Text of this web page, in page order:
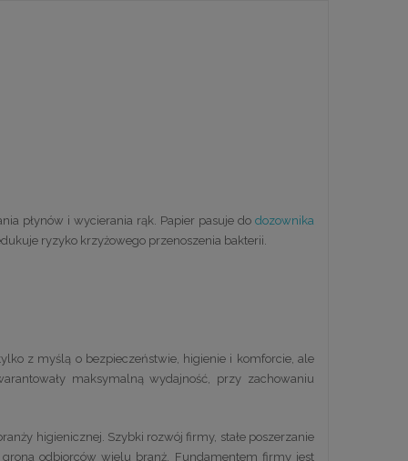
płynów i wycierania rąk. Papier pasuje dodozownika
ryzyko krzyżowego przenoszenia bakterii.
z myślą o bezpieczeństwie, higienie i komforcie, ale
maksymalną wydajność, przy zachowaniu
higienicznej. Szybki rozwój firmy, stałe poszerzanie
odbiorców wielu branż. Fundamentem firmy jest